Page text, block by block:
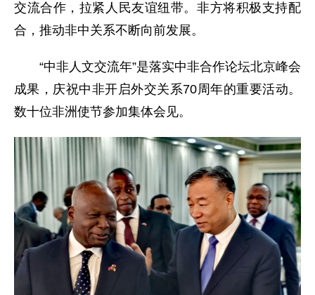
交流合作，拉紧人民友谊纽带。非方将积极支持配
合，推动非中关系不断向前发展。
“中非人文交流年”是落实中非合作论坛北京峰会
成果，庆祝中非开启外交关系70周年的重要活动。
数十位非洲使节参加集体会见。